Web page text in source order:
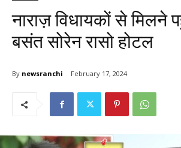
नाराज़ विधायकों से मिलने
बसंत सोरेन रासो होटल
By newsranchi February 17, 2024